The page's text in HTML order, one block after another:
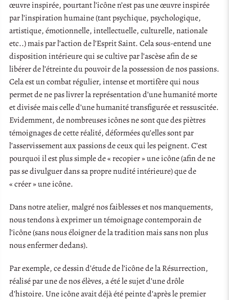
œuvre inspirée, pourtant l’icône n’est pas une œuvre inspirée
par l’inspiration humaine (tant psychique, psychologique,
artistique, émotionnelle, intellectuelle, culturelle, nationale
etc..) mais par l’action de l’Esprit Saint. Cela sous-entend une
disposition intérieure qui se cultive par l’ascèse afin de se
libérer de l’étreinte du pouvoir de la possession de nos passions.
Cela est un combat régulier, intense et mortifère qui nous
permet de ne pas livrer la représentation d’une humanité morte
et divisée mais celle d’une humanité transfigurée et ressuscitée.
Evidemment, de nombreuses icônes ne sont que des piètres
témoignages de cette réalité, déformées qu’elles sont par
l’asservissement aux passions de ceux qui les peignent. C’est
pourquoi il est plus simple de « recopier » une icône (afin de ne
pas se divulguer dans sa propre nudité intérieure) que de
« créer » une icône.
Dans notre atelier, malgré nos faiblesses et nos manquements,
nous tendons à exprimer un témoignage contemporain de
l’icône (sans nous éloigner de la tradition mais sans non plus
nous enfermer dedans).
Par exemple, ce dessin d’étude de l’icône de la Résurrection,
réalisé par une de nos élèves, a été le sujet d’une drôle
d’histoire. Une icône avait déjà été peinte d’après le premier